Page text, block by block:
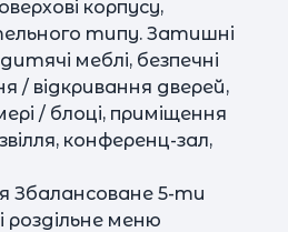
корпусу,
типу. Затишні
меблі, безпечні
/ відкривання дверей,
/ блоці, приміщення
конференц-зал,
Збалансоване 5-ти
роздільне меню